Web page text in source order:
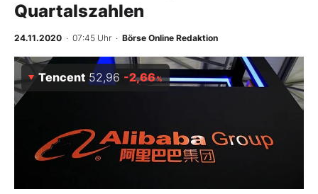
BO-Musterdepots
Mein B:O
Quartalszahlen
24.11.2020 · 07:45 Uhr · Börse Online Redaktion
Tencent 52,96 -2,66%